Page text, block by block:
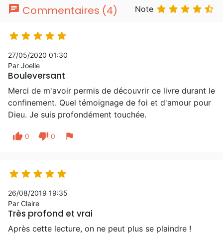
chat Commentaires (4) Note     
    
27/05/2020 01:30
Par Joelle
Bouleversant
Merci de m'avoir permis de découvrir ce livre durant le
confinement. Quel témoignage de foi et d'amour pour
Dieu. Je suis profondément touchée.
thumb_up 0 thumb_down 0 flag
    
26/08/2019 19:35
Par Claire
Très profond et vrai
Après cette lecture, on ne peut plus se plaindre !